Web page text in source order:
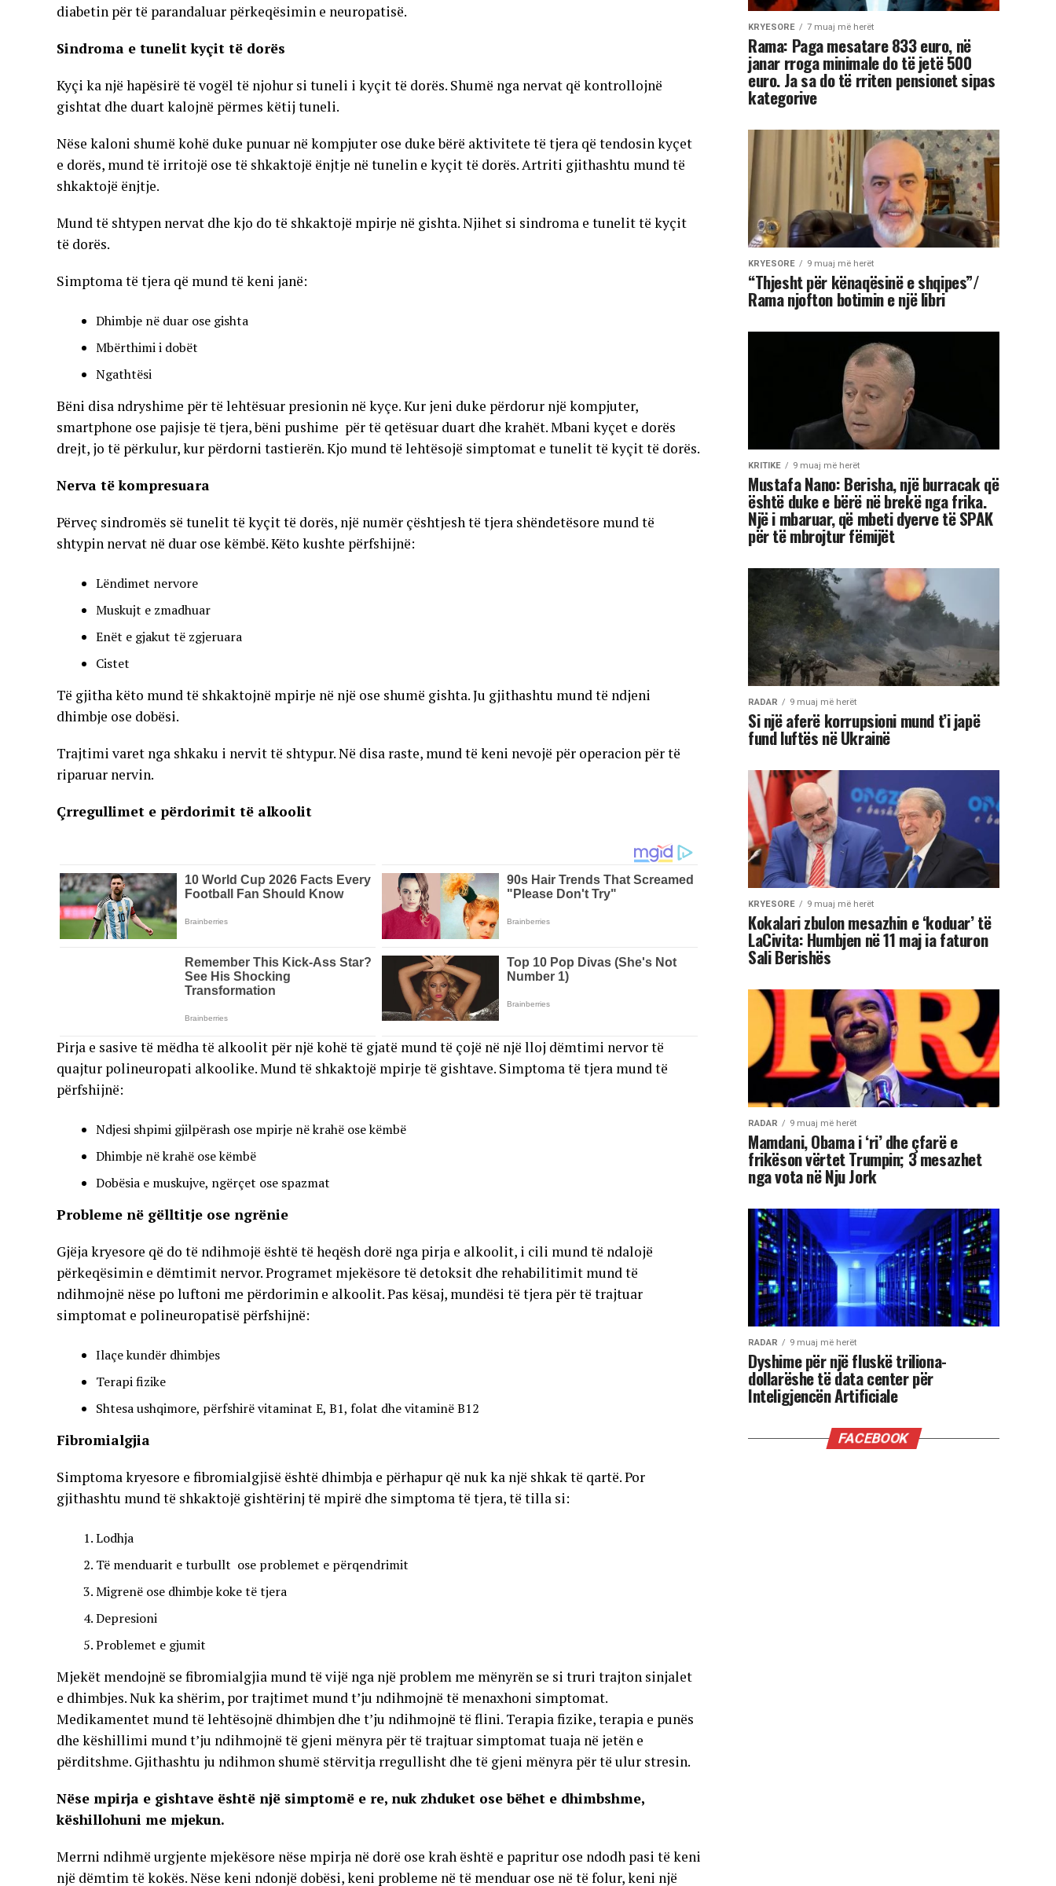
diabetin për të parandaluar përkeqësimin e neuropatisë.
Sindroma e tunelit kyçit të dorës
Kyçi ka një hapësirë të vogël të njohur si tuneli i kyçit të dorës. Shumë nga nervat që kontrollojnë
gishtat dhe duart kalojnë përmes këtij tuneli.
Nëse kaloni shumë kohë duke punuar në kompjuter ose duke bërë aktivitete të tjera që tendosin kyçet
e dorës, mund të irritojë ose të shkaktojë ënjtje në tunelin e kyçit të dorës. Artriti gjithashtu mund të
shkaktojë ënjtje.
Mund të shtypen nervat dhe kjo do të shkaktojë mpirje në gishta. Njihet si sindroma e tunelit të kyçit
të dorës.
Simptoma të tjera që mund të keni janë:
Dhimbje në duar ose gishta
Mbërthimi i dobët
Ngathtësi
Bëni disa ndryshime për të lehtësuar presionin në kyçe. Kur jeni duke përdorur një kompjuter,
smartphone ose pajisje të tjera, bëni pushime për të qetësuar duart dhe krahët. Mbani kyçet e dorës
drejt, jo të përkulur, kur përdorni tastierën. Kjo mund të lehtësojë simptomat e tunelit të kyçit të dorës.
Nerva të kompresuara
Përveç sindromës së tunelit të kyçit të dorës, një numër çështjesh të tjera shëndetësore mund të
shtypin nervat në duar ose këmbë. Këto kushte përfshijnë:
Lëndimet nervore
Muskujt e zmadhuar
Enët e gjakut të zgjeruara
Cistet
Të gjitha këto mund të shkaktojnë mpirje në një ose shumë gishta. Ju gjithashtu mund të ndjeni
dhimbje ose dobësi.
Trajtimi varet nga shkaku i nervit të shtypur. Në disa raste, mund të keni nevojë për operacion për të
riparuar nervin.
Çrregullimet e përdorimit të alkoolit
Pirja e sasive të mëdha të alkoolit për një kohë të gjatë mund të çojë në një lloj dëmtimi nervor të
quajtur polineuropati alkoolike. Mund të shkaktojë mpirje të gishtave. Simptoma të tjera mund të
përfshijnë:
Ndjesi shpimi gjilpërash ose mpirje në krahë ose këmbë
Dhimbje në krahë ose këmbë
Dobësia e muskujve, ngërçet ose spazmat
Probleme në gëlltitje ose ngrënie
Gjëja kryesore që do të ndihmojë është të heqësh dorë nga pirja e alkoolit, i cili mund të ndalojë
përkeqësimin e dëmtimit nervor. Programet mjekësore të detoksit dhe rehabilitimit mund të
ndihmojnë nëse po luftoni me përdorimin e alkoolit. Pas kësaj, mundësi të tjera për të trajtuar
simptomat e polineuropatisë përfshijnë:
Ilaçe kundër dhimbjes
Terapi fizike
Shtesa ushqimore, përfshirë vitaminat E, B1, folat dhe vitaminë B12
Fibromialgjia
Simptoma kryesore e fibromialgjisë është dhimbja e përhapur që nuk ka një shkak të qartë. Por
gjithashtu mund të shkaktojë gishtërinj të mpirë dhe simptoma të tjera, të tilla si:
Lodhja
Të menduarit e turbullt ose problemet e përqendrimit
Migrenë ose dhimbje koke të tjera
Depresioni
Problemet e gjumit
Mjekët mendojnë se fibromialgjia mund të vijë nga një problem me mënyrën se si truri trajton sinjalet
e dhimbjes. Nuk ka shërim, por trajtimet mund t’ju ndihmojnë të menaxhoni simptomat.
Medikamentet mund të lehtësojnë dhimbjen dhe t’ju ndihmojnë të flini. Terapia fizike, terapia e punës
dhe këshillimi mund t’ju ndihmojnë të gjeni mënyra për të trajtuar simptomat tuaja në jetën e
përditshme. Gjithashtu ju ndihmon shumë stërvitja rregullisht dhe të gjeni mënyra për të ulur stresin.
Nëse mpirja e gishtave është një simptomë e re, nuk zhduket ose bëhet e dhimbshme,
këshillohuni me mjekun.
Merrni ndihmë urgjente mjekësore nëse mpirja në dorë ose krah është e papritur ose ndodh pasi të keni
një dëmtim të kokës. Nëse keni ndonjë dobësi, keni probleme në të menduar ose në të folur, keni një
KRYESORE 7 muaj më herët
Rama: Paga mesatare 833 euro, në
janar rroga minimale do të jetë 500
euro. Ja sa do të rriten pensionet sipas
kategorive
KRYESORE 9 muaj më herët
“Thjesht për kënaqësinë e shqipes”/
Rama njofton botimin e një libri
KRITIKE 9 muaj më herët
Mustafa Nano: Berisha, një burracak që
është duke e bërë në brekë nga frika.
Një i mbaruar, që mbeti dyerve të SPAK
për të mbrojtur fëmijët
RADAR 9 muaj më herët
Si një aferë korrupsioni mund t’i japë
fund luftës në Ukrainë
KRYESORE 9 muaj më herët
Kokalari zbulon mesazhin e ‘koduar’ të
LaCivita: Humbjen në 11 maj ia faturon
Sali Berishës
RADAR 9 muaj më herët
Mamdani, Obama i ‘ri’ dhe çfarë e
frikëson vërtet Trumpin; 3 mesazhet
nga vota në Nju Jork
RADAR 9 muaj më herët
Dyshime për një fluskë triliona-
dollarëshe të data center për
Inteligjencën Artificiale
FACEBOOK